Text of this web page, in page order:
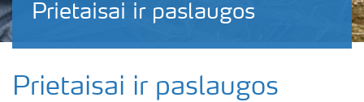
Prietaisai ir paslaugos
Prietaisai ir paslaugos